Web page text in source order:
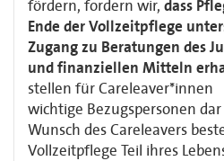
fördern, fordern wir, dass
Ende derVollzeitpflege
Zugang zu Beratungen des
undfinanziellen Mitteln
stellen für Careleaver*innen
wichtige Bezugspersonen
Wunsch des Careleavers
Vollzeitpflege Teil ihres